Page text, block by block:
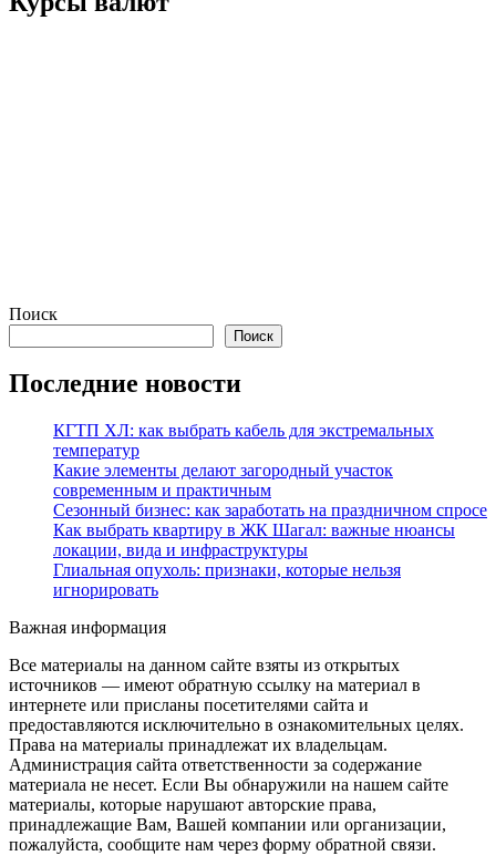
Поиск
Поиск
Последние новости
КГТП ХЛ: как выбрать кабель для экстремальных
температур
Какие элементы делают загородный участок
современным и практичным
Сезонный бизнес: как заработать на праздничном спросе
Как выбрать квартиру в ЖК Шагал: важные нюансы
локации, вида и инфраструктуры
Глиальная опухоль: признаки, которые нельзя
игнорировать
Важная информация
Все материалы на данном сайте взяты из открытых
источников — имеют обратную ссылку на материал в
интернете или присланы посетителями сайта и
предоставляются исключительно в ознакомительных целях.
Права на материалы принадлежат их владельцам.
Администрация сайта ответственности за содержание
материала не несет. Если Вы обнаружили на нашем сайте
материалы, которые нарушают авторские права,
принадлежащие Вам, Вашей компании или организации,
пожалуйста, сообщите нам через форму обратной связи.